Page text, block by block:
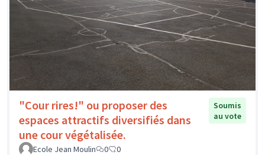
"Cour rires!" ou proposer des
espaces attractifs diversifiés dans
une cour végétalisée.
Soumis
au vote
Ecole Jean Moulin 0 0